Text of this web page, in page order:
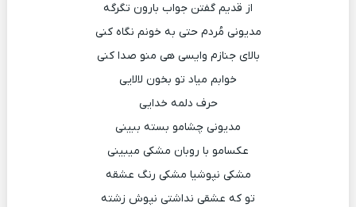
از قدیم گفتن جواب بارون تگرگه
مدیونی مُردم حتی به خونم نگاه کنی
بالای جنازم وایسی هی منو صدا کنی
خوابم میاد تو بخون لالایی
حرف دلمه خدایی
مدیونی چشامو بسته ببینی
عکسامو با روبان مشکی میبینی
مشکی نپوشیا مشکی رنگ عشقه
تو که عشقی نداشتی نپوش زشته